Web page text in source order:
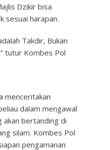
Dzikir bisa
sesuai harapan.
Takdir, Bukan
tutur Kombes Pol
menceritakan
dalam mengawal
akan bertanding di
silam. Kombes Pol
pengamanan